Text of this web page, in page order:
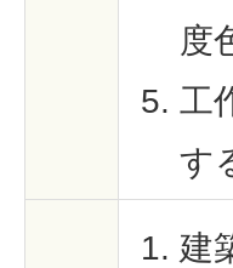
度
工
す
建